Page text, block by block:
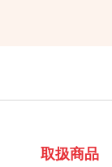
取扱商品